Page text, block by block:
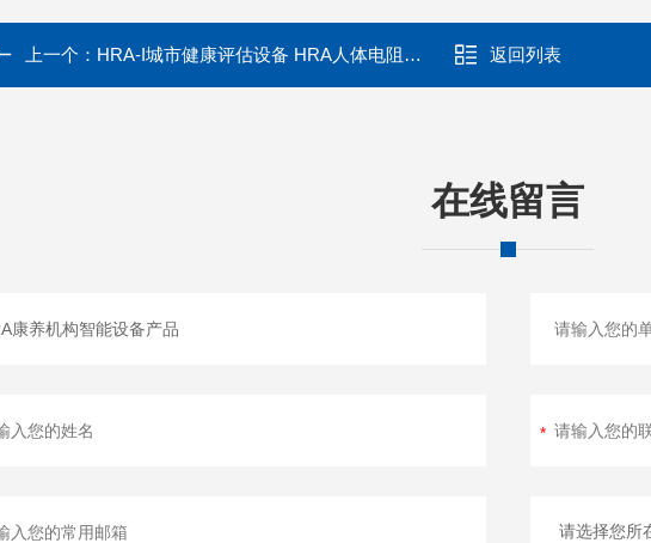
上一个： HRA-I城市健康评估设备 HRA人体电阻抗评测分析仪 返回列表
在线留言